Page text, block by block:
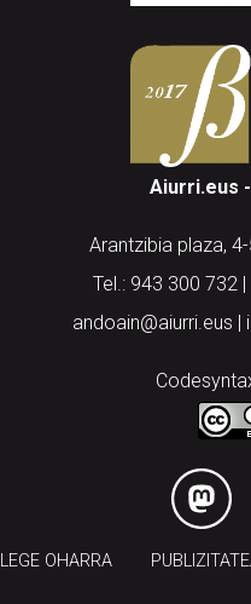
Aiurri.eus
Arantzibia plaza,
Tel.: 943 300 732
andoain@aiurri.eus |
LEGE OHARRA